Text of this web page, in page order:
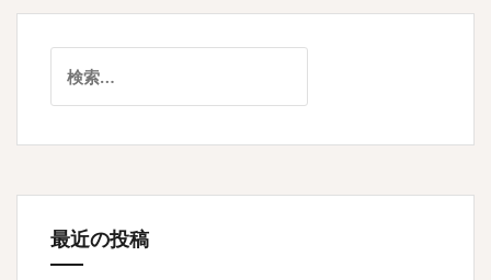
索:
最近の投稿